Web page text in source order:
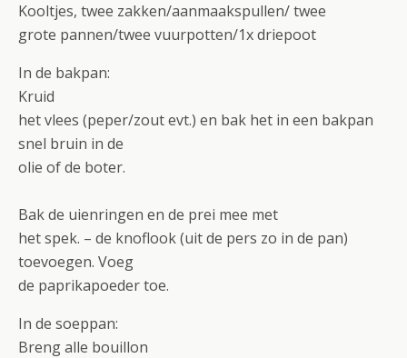
Kooltjes, twee zakken/aanmaakspullen/ twee
grote pannen/twee vuurpotten/1x driepoot
In de bakpan:
Kruid
het vlees (peper/zout evt.) en bak het in een bakpan
snel bruin in de
olie of de boter.
Bak de uienringen en de prei mee met
het spek. – de knoflook (uit de pers zo in de pan)
toevoegen. Voeg
de paprikapoeder toe.
In de soeppan:
Breng alle bouillon